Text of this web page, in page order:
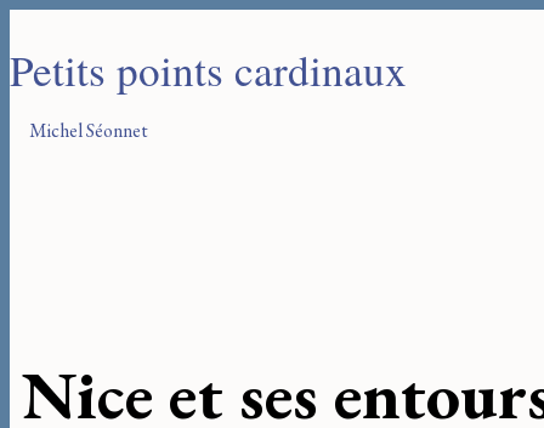
Petits points cardinaux
Michel Séonnet
Nice et ses